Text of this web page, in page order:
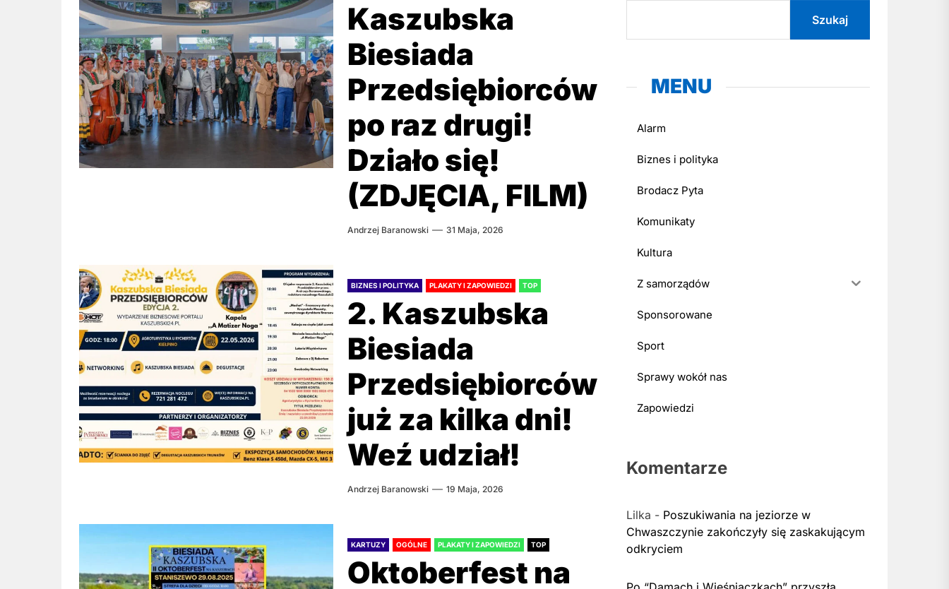
Kaszubska
Biesiada
Przedsiębiorców
po raz drugi!
Działo się!
(ZDJĘCIA, FILM)
Andrzej Baranowski 31 Maja, 2026
BIZNES I POLITYKA PLAKATY I ZAPOWIEDZI TOP
2. Kaszubska
Biesiada
Przedsiębiorców
już za kilka dni!
Weź udział!
Andrzej Baranowski 19 Maja, 2026
KARTUZY OGÓLNE PLAKATY I ZAPOWIEDZI TOP
Oktoberfest na
Szukaj
MENU
Alarm
Biznes i polityka
Brodacz Pyta
Komunikaty
Kultura
Z samorządów
Sponsorowane
Sport
Sprawy wokół nas
Zapowiedzi
Komentarze
Lilka - Poszukiwania na jeziorze w
Chwaszczynie zakończyły się zaskakującym
odkryciem